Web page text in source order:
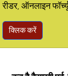
रीडर, ऑनलाइन
क्लिक करें